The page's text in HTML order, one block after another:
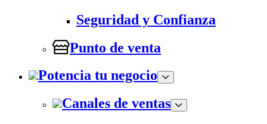
Seguridad y Confianza
Punto de venta
Potencia tu negocio
Canales de ventas